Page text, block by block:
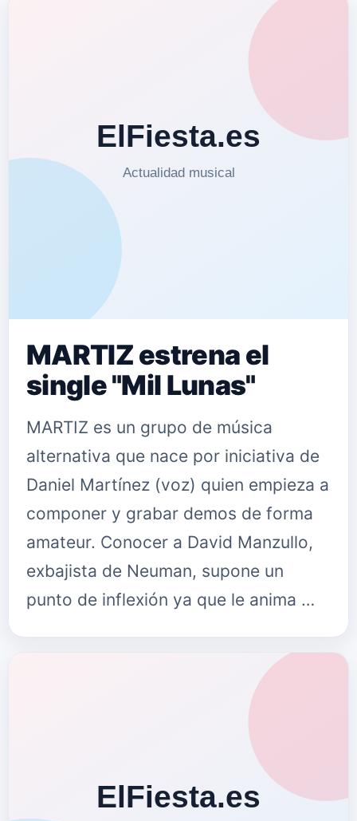
MARTIZ estrena el
single "Mil Lunas"
MARTIZ es un grupo de música
alternativa que nace por iniciativa de
Daniel Martínez (voz) quien empieza a
componer y grabar demos de forma
amateur. Conocer a David Manzullo,
exbajista de Neuman, supone un
punto de inflexión ya que le anima …